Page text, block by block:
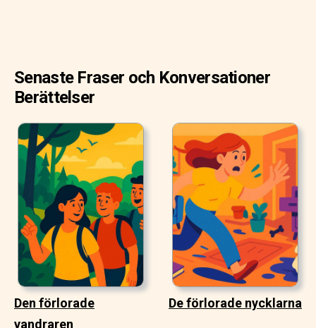
Senaste Fraser och Konversationer
Berättelser
Den förlorade
vandraren
De förlorade nycklarna